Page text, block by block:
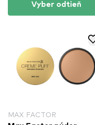
Vyber odtieň
MAX FACTOR